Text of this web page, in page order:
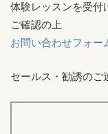
体験レッスンを受付
ご確認の上
お問い合わせフォー
セールス・勧誘のご